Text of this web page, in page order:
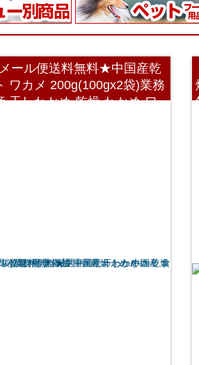
ール便送料無料★中国産乾
ワカメ 200g(100gx2袋)業務
干しわかめ 乾燥 わかめ ワ